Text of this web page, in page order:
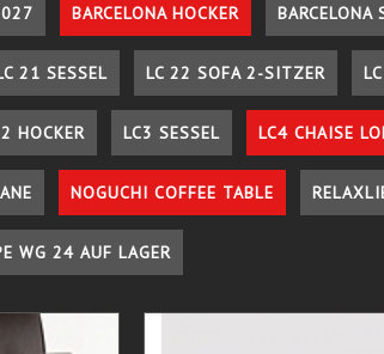
BARCELONA HOCKER BARCELONA
21 SESSEL LC 22 SOFA 2-SITZER
HOCKER LC3 SESSEL LC4 CHAISE
NOGUCHI COFFEE TABLE
WG 24 AUF LAGER